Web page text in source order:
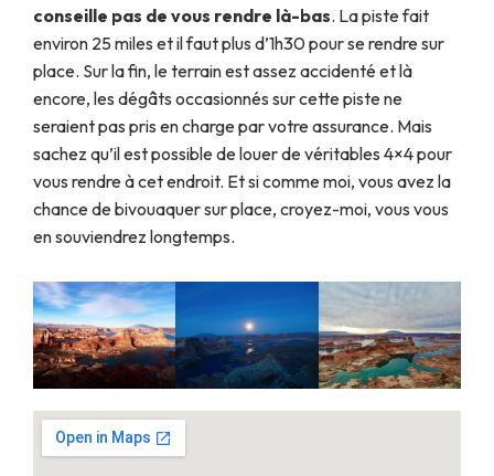
conseille pas de vous rendre là-bas. La piste fait
environ 25 miles et il faut plus d’1h30 pour se rendre sur
place. Sur la fin, le terrain est assez accidenté et là
encore, les dégâts occasionnés sur cette piste ne
seraient pas pris en charge par votre assurance. Mais
sachez qu’il est possible de louer de véritables 4×4 pour
vous rendre à cet endroit. Et si comme moi, vous avez la
chance de bivouaquer sur place, croyez-moi, vous vous
en souviendrez longtemps.